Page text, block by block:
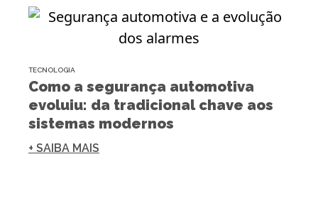
TECNOLOGIA
Como a segurança automotiva
evoluiu: da tradicional chave aos
sistemas modernos
+ SAIBA MAIS